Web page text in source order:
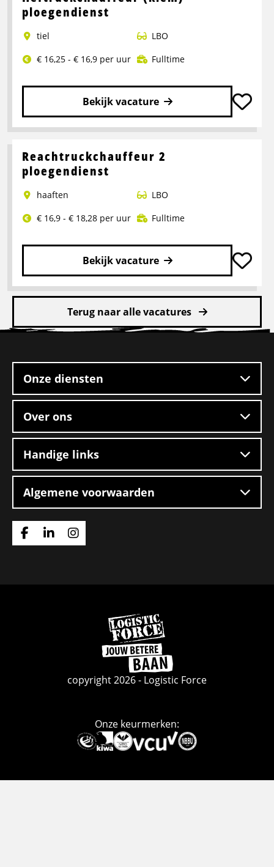
Logistiek
medewerker
ploegendienst
tiel
LBO
€ 16,25 - € 16,9 per uur
Fulltime
Bekijk vacature
Lees
over
Heftruckchauffeur
(klem)
ploegendienst
Reachtruckchauffeur 2
ploegendienst
haaften
LBO
€ 16,9 - € 18,28 per uur
Fulltime
Bekijk vacature
Lees
meer
Reachtruckchauffeur
Terug naar alle vacatures
footer
Onze diensten
Over ons
Handige links
Algemene voorwaarden
Ga
Ga
Ga
Ga
naar
de
homepage
copyright 2026 - Logistic Force
Onze keurmerken:
Deze
link
naar